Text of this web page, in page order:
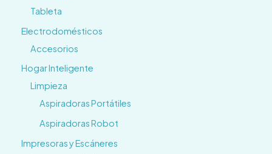
Tableta
Electrodomésticos
Accesorios
Hogar Inteligente
Limpieza
Aspiradoras Portátiles
Aspiradoras Robot
Impresoras y Escáneres